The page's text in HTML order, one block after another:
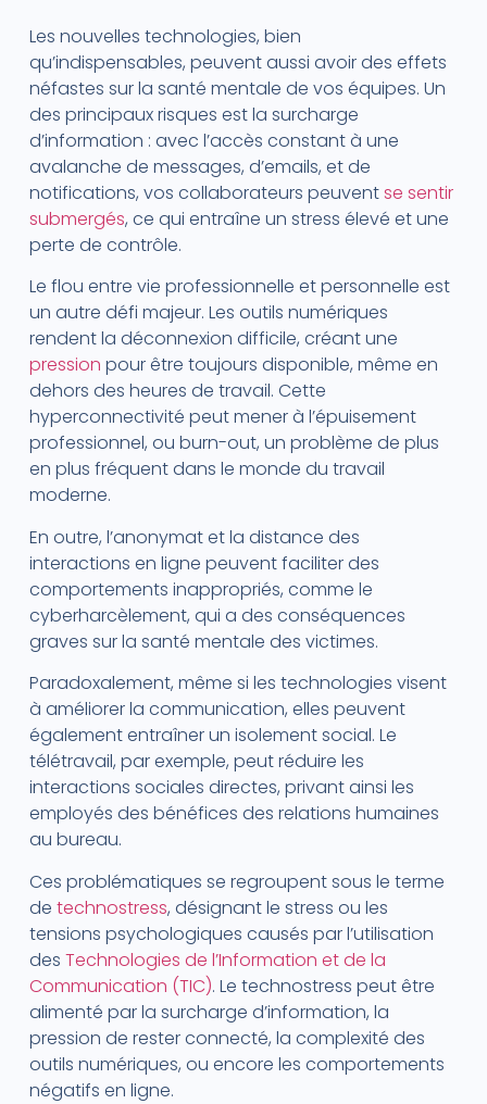
Les nouvelles technologies, bien
qu’indispensables, peuvent aussi avoir des effets
néfastes sur la santé mentale de vos équipes. Un
des principaux risques est la surcharge
d’information : avec l’accès constant à une
avalanche de messages, d’emails, et de
notifications, vos collaborateurs peuventse sentir
submergés, ce qui entraîne un stress élevé et une
perte de contrôle.
Le flou entre vie professionnelle et personnelle est
un autre défi majeur. Les outils numériques
rendent la déconnexion difficile, créant une
pression pour être toujours disponible, même en
dehors des heures de travail. Cette
hyperconnectivité peut mener à l’épuisement
professionnel, ou burn-out, un problème de plus
en plus fréquent dans le monde du travail
moderne.
En outre, l’anonymat et la distance des
interactions en ligne peuvent faciliter des
comportements inappropriés, comme le
cyberharcèlement, qui a des conséquences
graves sur la santé mentale des victimes.
Paradoxalement, même si les technologies visent
à améliorer la communication, elles peuvent
également entraîner un isolement social. Le
télétravail, par exemple, peut réduire les
interactions sociales directes, privant ainsi les
employés des bénéfices des relations humaines
au bureau.
Ces problématiques se regroupent sous le terme
de technostress, désignant le stress ou les
tensions psychologiques causés par l’utilisation
des Technologies de l’Information et de la
Communication (TIC). Le technostress peut être
alimenté par la surcharge d’information, la
pression de rester connecté, la complexité des
outils numériques, ou encore les comportements
négatifs en ligne.